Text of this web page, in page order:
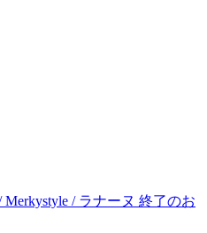
Merkystyle / ラナーヌ 終了のお